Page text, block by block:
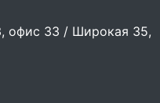
офис 33 / Широкая 35,